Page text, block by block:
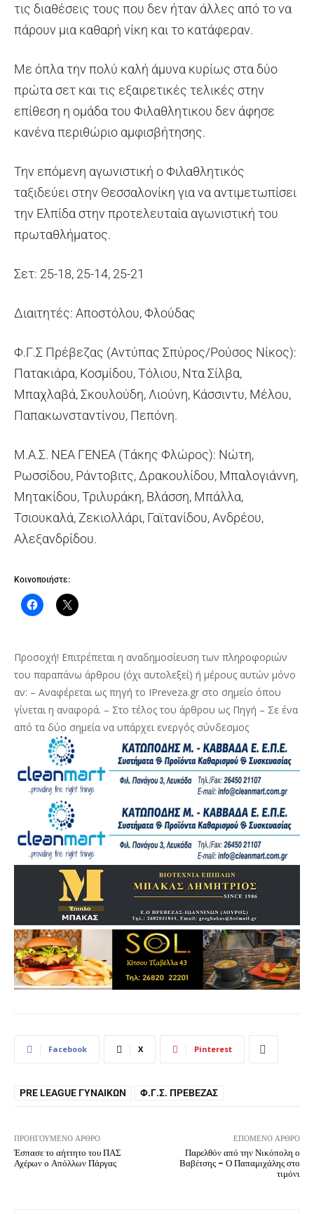
τις διαθέσεις τους που δεν ήταν άλλες από το να
πάρουν μια καθαρή νίκη και το κατάφεραν.
Με όπλα την πολύ καλή άμυνα κυρίως στα δύο
πρώτα σετ και τις εξαιρετικές τελικές στην
επίθεση η ομάδα του Φιλαθλητικου δεν άφησε
κανένα περιθώριο αμφισβήτησης.
Την επόμενη αγωνιστική ο Φιλαθλητικός
ταξιδεύει στην Θεσσαλονίκη για να αντιμετωπίσει
την Ελπίδα στην προτελευταία αγωνιστική του
πρωταθλήματος.
Σετ: 25-18, 25-14, 25-21
Διαιτητές: Αποστόλου, Φλούδας
Φ.Γ.Σ Πρέβεζας (Αντύπας Σπύρος/Ρούσος Νίκος):
Πατακιάρα, Κοσμίδου, Τόλιου, Ντα Σίλβα,
Μπαχλαβά, Σκουλούδη, Λιούνη, Κάσσιντυ, Μέλου,
Παπακωνσταντίνου, Πεπόνη.
Μ.Α.Σ. ΝΕΑ ΓΕΝΕΑ (Τάκης Φλώρος): Νώτη,
Ρωσσίδου, Ράντοβιτς, Δρακουλίδου, Μπαλογιάννη,
Μητακίδου, Τριλυράκη, Βλάσση, Μπάλλα,
Τσιουκαλά, Ζεκιολλάρι, Γαϊτανίδου, Ανδρέου,
Αλεξανδρίδου.
Κοινοποιήστε:
Προσοχή! Επιτρέπεται η αναδημοσίευση των πληροφοριών
του παραπάνω άρθρου (όχι αυτολεξεί) ή μέρους αυτών μόνο
αν: – Αναφέρεται ως πηγή το IPreveza.gr στο σημείο όπου
γίνεται η αναφορά. – Στο τέλος του άρθρου ως Πηγή – Σε ένα
από τα δύο σημεία να υπάρχει ενεργός σύνδεσμος
Facebook X Pinterest
PRE LEAGUE ΓΥΝΑΙΚΏΝ Φ.Γ.Σ. ΠΡΈΒΕΖΑΣ
ΠΡΟΗΓΟΎΜΕΝΟ ΆΡΘΡΟ
Έσπασε το αήττητο του ΠΑΣ
Αχέρων ο Απόλλων Πάργας
ΕΠΌΜΕΝΟ ΆΡΘΡΟ
Παρελθόν από την Νικόπολη ο
Βαβέτσης – Ο Παπαμιχάλης στο
τιμόνι